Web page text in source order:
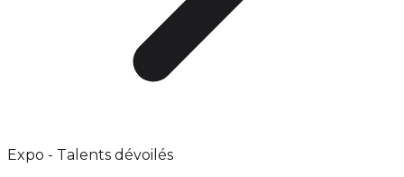
Expo - Talents dévoilés